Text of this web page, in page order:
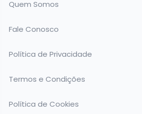
Quem Somos
Fale Conosco
Política de Privacidade
Termos e Condições
Política de Cookies